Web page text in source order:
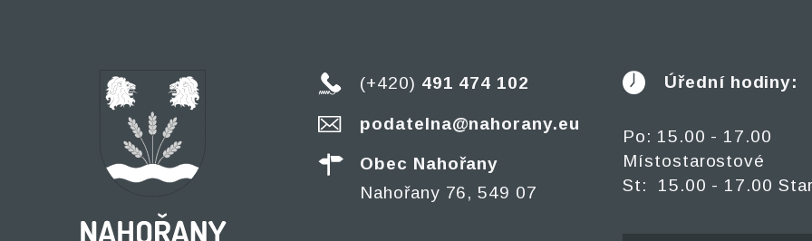
(+420) 491 474 102
podatelna@nahorany.eu
Obec Nahořany
Nahořany 76, 549 07
Úřední hodiny:
Po: 15.00 - 17.00
Místostarostové
St: 15.00 - 17.00